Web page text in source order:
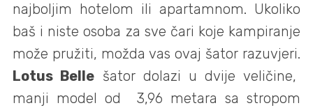
najboljim hotelom ili apartamnom. Ukoliko
baš i niste osoba za sve čari koje kampiranje
može pružiti, možda vas ovaj šator razuvjeri.
Lotus Belle šator dolazi u dvije veličine,
manji model od 3,96 metara sa stropom